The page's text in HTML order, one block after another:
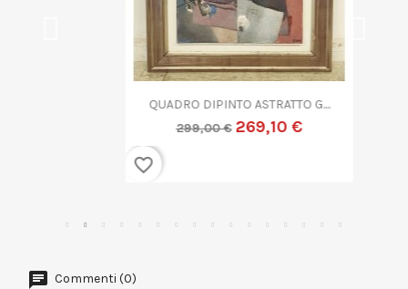
QUADRO DIPINTO ASTRATTO G....
299,00 € 269,10 €
Commenti (0)